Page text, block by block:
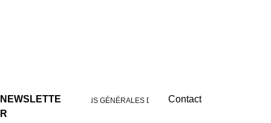
NEWSLETTE
R
Contact
CONDITIONS GÉNÉRALES DE VENTES